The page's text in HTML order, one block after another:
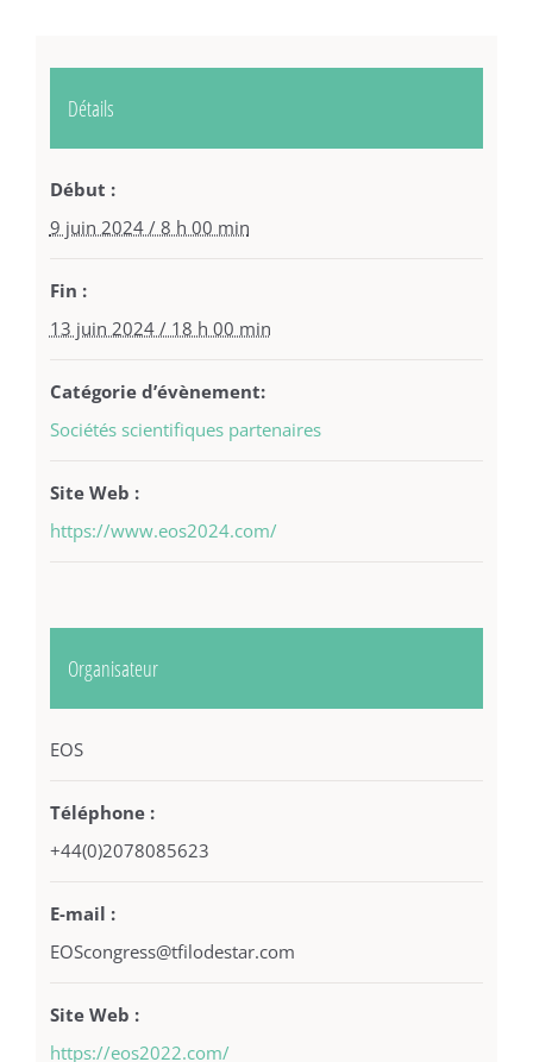
Détails
Début :
9 juin 2024 / 8 h 00 min
Fin :
13 juin 2024 / 18 h 00 min
Catégorie d’évènement:
Sociétés scientifiques partenaires
Site Web :
https://www.eos2024.com/
Organisateur
EOS
Téléphone :
+44(0)2078085623
E-mail :
EOScongress@tfilodestar.com
Site Web :
https://eos2022.com/